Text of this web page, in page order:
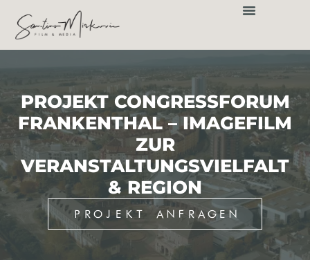
springen
PROJEKT CONGRESSFORUM
FRANKENTHAL – IMAGEFILM
ZUR
VERANSTALTUNGSVIELFALT
& REGION
PROJEKT ANFRAGEN